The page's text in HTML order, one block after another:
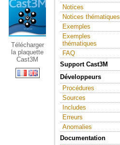
Télécharger
la plaquette
Cast3M
Notices
Notices thématiques
Exemples
Exemples
thématiques
FAQ
Support Cast3M
Développeurs
Procédures
Sources
Includes
Erreurs
Anomalies
Documentation